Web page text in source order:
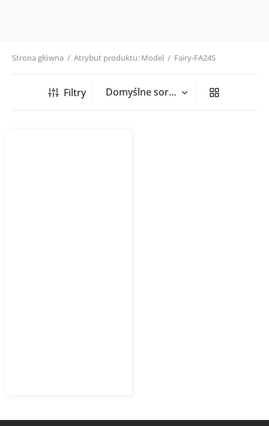
Strona główna / Atrybut produktu: Model / Fairy-FA24S
Filtry